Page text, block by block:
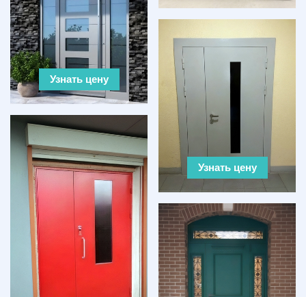
Узнать цену
Узнать цену